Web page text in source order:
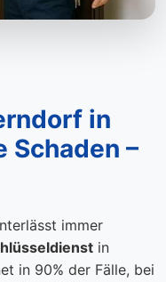
in
Schaden –
immer
in
in 90% der Fälle, bei